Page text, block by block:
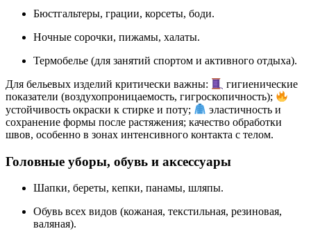
Бюстгальтеры, грации, корсеты, боди.
Ночные сорочки, пижамы, халаты.
Термобелье (для занятий спортом и активного отдыха).
Для бельевых изделий критически важны:
гигиенические
показатели (воздухопроницаемость, гигроскопичность);
устойчивость окраски к стирке и поту;
эластичность и
сохранение формы после растяжения; качество обработки
швов, особенно в зонах интенсивного контакта с телом.
Головные уборы, обувь и аксессуары
Шапки, береты, кепки, панамы, шляпы.
Обувь всех видов (кожаная, текстильная, резиновая,
валяная).